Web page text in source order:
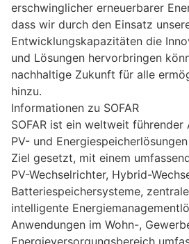
erschwinglicher erneuerbarer
dass wir durch den Einsatz
Entwicklungskapazitäten die
und Lösungen hervorbringen
nachhaltige Zukunft für alle
hinzu.
Informationen zu SOFAR
SOFAR ist ein weltweit
PV- und
Ziel gesetzt, mit einem
PV-Wechselrichter, Hybrid-
Batteriespeichersysteme,
intelligente
Anwendungen im Wohn-,